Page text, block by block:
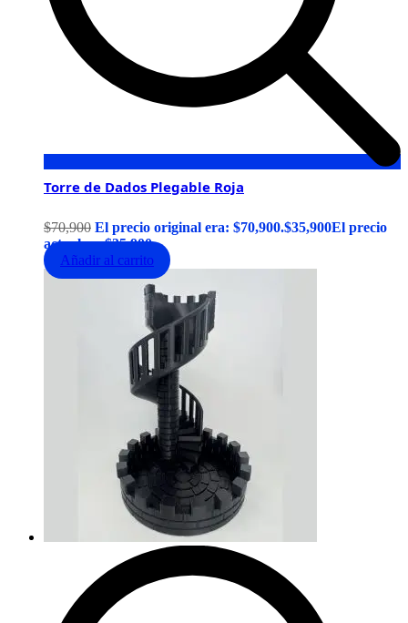
Torre de Dados Plegable Roja
$70,900 El precio original era: $70,900.$35,900El precio
actual es: $35,900.
Añadir al carrito